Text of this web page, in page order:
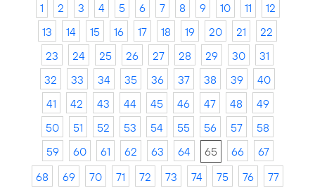
1 2 3 4 5 6 7 8 9 10 11
12
13
14 15 16 17 18 19 20 21
22
23
24 25 26 27 28 29 30
31
32
33 34 35 36 37 38 39
40
41
42 43 44 45 46 47 48
49
50
51 52 53 54 55 56 57
58
59
60 61 62 63 64 65 66
67
68
69 70 71 72 73 74 75 76
77